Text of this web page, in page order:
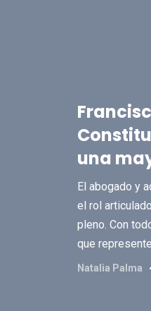
una
El abogado y
el rol
pleno. Con
que
Natalia Palma